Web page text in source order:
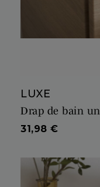
LUXE
Drap de bain
Prix
31,98 €